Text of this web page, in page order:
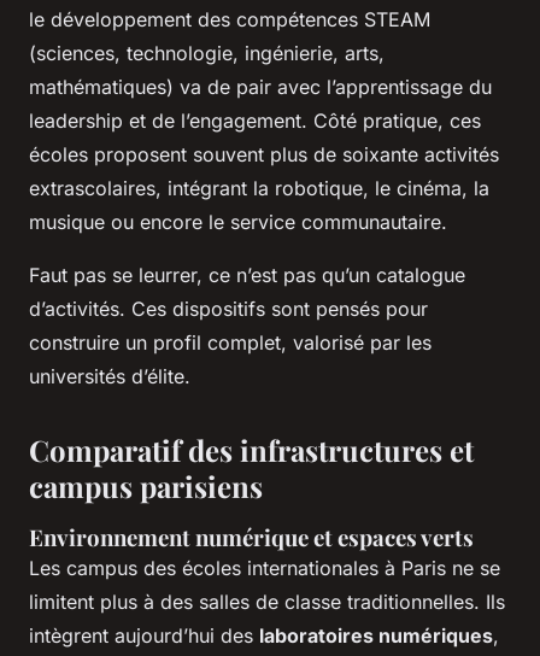
le développement des compétences STEAM
(sciences, technologie, ingénierie, arts,
mathématiques) va de pair avec l’apprentissage du
leadership et de l’engagement. Côté pratique, ces
écoles proposent souvent plus de soixante activités
extrascolaires, intégrant la robotique, le cinéma, la
musique ou encore le service communautaire.
Faut pas se leurrer, ce n’est pas qu’un catalogue
d’activités. Ces dispositifs sont pensés pour
construire un profil complet, valorisé par les
universités d’élite.
Comparatif des infrastructures et
campus parisiens
Environnement numérique et espaces verts
Les campus des écoles internationales à Paris ne se
limitent plus à des salles de classe traditionnelles. Ils
intègrent aujourd’hui des laboratoires numériques,